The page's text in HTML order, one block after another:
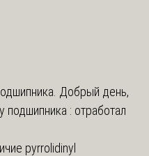
Добрый день,
подшипника : отработал
pyrrolidinyl